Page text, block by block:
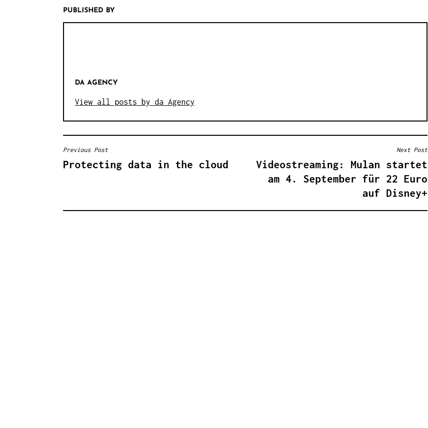
PUBLISHED BY
DA AGENCY
View all posts by da Agency
B
E
T
Previous Post
Protecting data in the cloud
Next Post
Videostreaming: Mulan startet
am 4. September für 22 Euro
auf Disney+